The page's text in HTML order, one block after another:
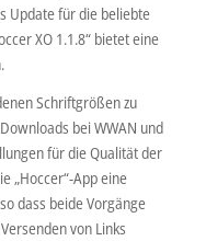
Update für die beliebte
XO 1.1.8“ bietet eine
Schriftgrößen zu
bei WWAN und
für die Qualität der
„Hoccer“-App eine
dass beide Vorgänge
von Links